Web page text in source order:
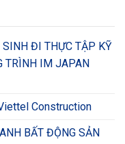
SINH ĐI THỰC TẬP KỸ
TRÌNH IM JAPAN
Construction
BẤT ĐỘNG SẢN